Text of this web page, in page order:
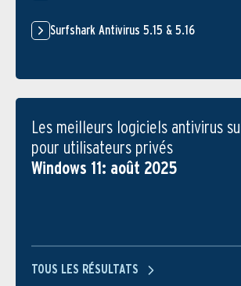
Surfshark Antivirus 5.15 & 5.16
Les meilleurs logiciels antivirus
pour utilisateurs privés
Windows 11: août 2025
TOUS LES RÉSULTATS